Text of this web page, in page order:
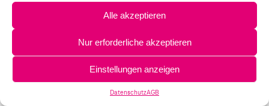
Alle akzeptieren
Nur erforderliche akzeptieren
Einstellungen anzeigen
DatenschutzAGB